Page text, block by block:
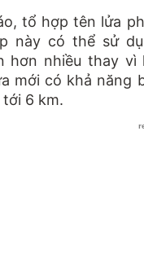
tổ hợp tên lửa
này có thể sử
hơn nhiều thay vì
mới có khả năng
6 km.